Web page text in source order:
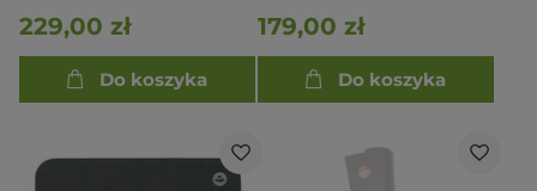
229,00 zł
Do koszyka
179,00 zł
Do koszyka